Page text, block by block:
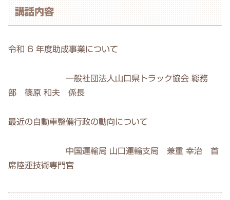
講話内容
令和 6 年度助成事業について
一般社団法人山口県トラック協会 総務
部 篠原 和夫 係長
最近の自動車整備行政の動向について
中国運輸局 山口運輸支局 兼重 幸治 首
席陸運技術専門官